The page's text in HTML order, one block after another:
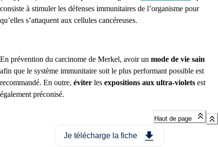
consiste à stimuler les défenses immunitaires de l’organisme pour
qu’elles s’attaquent aux cellules cancéreuses.
En prévention du carcinome de Merkel, avoir un mode de vie sain
afin que le système immunitaire soit le plus performant possible est
recommandé. En outre, éviter les expositions aux ultra-violets est
également préconisé.
Haut de page
Je télécharge la fiche